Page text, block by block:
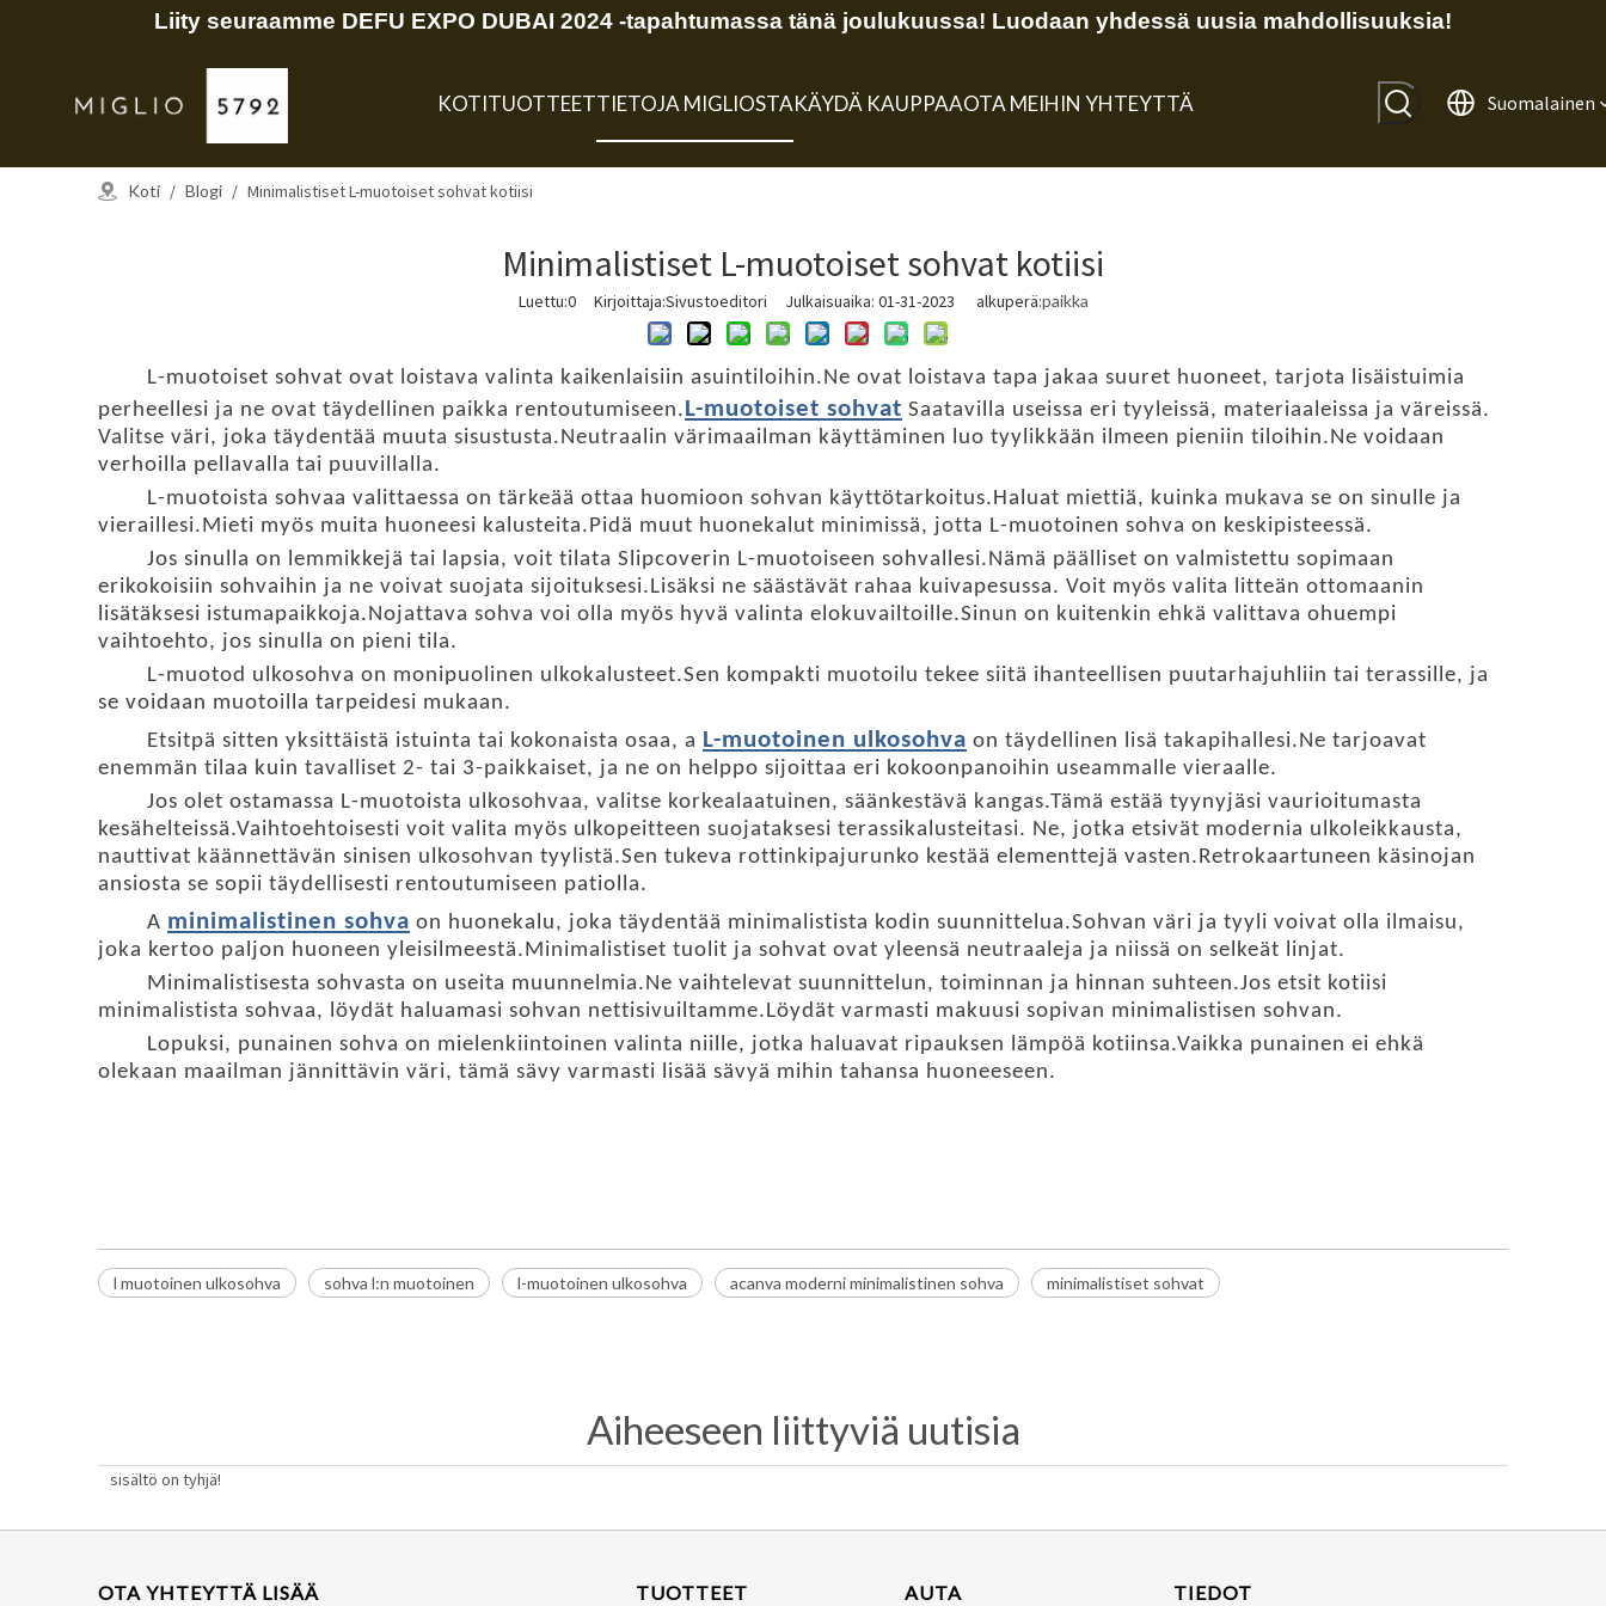
Liity seuraamme DEFU EXPO DUBAI 2024 -tapahtumassa tänä joulukuussa! Luodaan yhdessä uusia mahdollisuuksia!
KOTITUOTTEETTIETOJA MIGLIOSTAKÄYDÄ KAUPPAAOTA MEIHIN YHTEYTTÄ Suomalainen
Koti / Blogi / Minimalistiset L-muotoiset sohvat kotiisi
Minimalistiset L-muotoiset sohvat kotiisi
Luettu:0Kirjoittaja:Sivustoeditori Julkaisuaika: 01-31-2023 alkuperä:paikka
L-muotoiset sohvat ovat loistava valinta kaikenlaisiin asuintiloihin.Ne ovat loistava tapa jakaa suuret huoneet, tarjota lisäistuimia
perheellesi ja ne ovat täydellinen paikka rentoutumiseen. L-muotoiset sohvat Saatavilla useissa eri tyyleissä, materiaaleissa ja väreissä.
Valitse väri, joka täydentää muuta sisustusta.Neutraalin värimaailman käyttäminen luo tyylikkään ilmeen pieniin tiloihin.Ne voidaan
verhoilla pellavalla tai puuvillalla.
L-muotoista sohvaa valittaessa on tärkeää ottaa huomioon sohvan käyttötarkoitus.Haluat miettiä, kuinka mukava se on sinulle ja
vieraillesi.Mieti myös muita huoneesi kalusteita.Pidä muut huonekalut minimissä, jotta L-muotoinen sohva on keskipisteessä.
Jos sinulla on lemmikkejä tai lapsia, voit tilata Slipcoverin L-muotoiseen sohvallesi.Nämä päälliset on valmistettu sopimaan
erikokoisiin sohvaihin ja ne voivat suojata sijoituksesi.Lisäksi ne säästävät rahaa kuivapesussa. Voit myös valita litteän ottomaanin
lisätäksesi istumapaikkoja.Nojattava sohva voi olla myös hyvä valinta elokuvailtoille.Sinun on kuitenkin ehkä valittava ohuempi
vaihtoehto, jos sinulla on pieni tila.
L-muotod ulkosohva on monipuolinen ulkokalusteet.Sen kompakti muotoilu tekee siitä ihanteellisen puutarhajuhliin tai terassille, ja
se voidaan muotoilla tarpeidesi mukaan.
Etsitpä sitten yksittäistä istuinta tai kokonaista osaa, a L-muotoinen ulkosohva on täydellinen lisä takapihallesi.Ne tarjoavat
enemmän tilaa kuin tavalliset 2- tai 3-paikkaiset, ja ne on helppo sijoittaa eri kokoonpanoihin useammalle vieraalle.
Jos olet ostamassa L-muotoista ulkosohvaa, valitse korkealaatuinen, säänkestävä kangas.Tämä estää tyynyjäsi vaurioitumasta
kesähelteissä.Vaihtoehtoisesti voit valita myös ulkopeitteen suojataksesi terassikalusteitasi. Ne, jotka etsivät modernia ulkoleikkausta,
nauttivat käännettävän sinisen ulkosohvan tyylistä.Sen tukeva rottinkipajurunko kestää elementtejä vasten.Retrokaartuneen käsinojan
ansiosta se sopii täydellisesti rentoutumiseen patiolla.
A minimalistinen sohva on huonekalu, joka täydentää minimalistista kodin suunnittelua.Sohvan väri ja tyyli voivat olla ilmaisu,
joka kertoo paljon huoneen yleisilmeestä.Minimalistiset tuolit ja sohvat ovat yleensä neutraaleja ja niissä on selkeät linjat.
Minimalistisesta sohvasta on useita muunnelmia.Ne vaihtelevat suunnittelun, toiminnan ja hinnan suhteen.Jos etsit kotiisi
minimalistista sohvaa, löydät haluamasi sohvan nettisivuiltamme.Löydät varmasti makuusi sopivan minimalistisen sohvan.
Lopuksi, punainen sohva on mielenkiintoinen valinta niille, jotka haluavat ripauksen lämpöä kotiinsa.Vaikka punainen ei ehkä
olekaan maailman jännittävin väri, tämä sävy varmasti lisää sävyä mihin tahansa huoneeseen.
l muotoinen ulkosohva sohva l:n muotoinen l-muotoinen ulkosohva acanva moderni minimalistinen sohva minimalistiset sohvat
Aiheeseen liittyviä uutisia
sisältö on tyhjä!
OTA YHTEYTTÄ LISÄÄ TUOTTEET AUTA TIEDOT